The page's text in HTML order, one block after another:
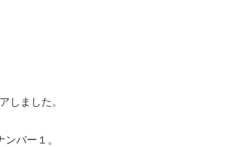
しました。
バー１。